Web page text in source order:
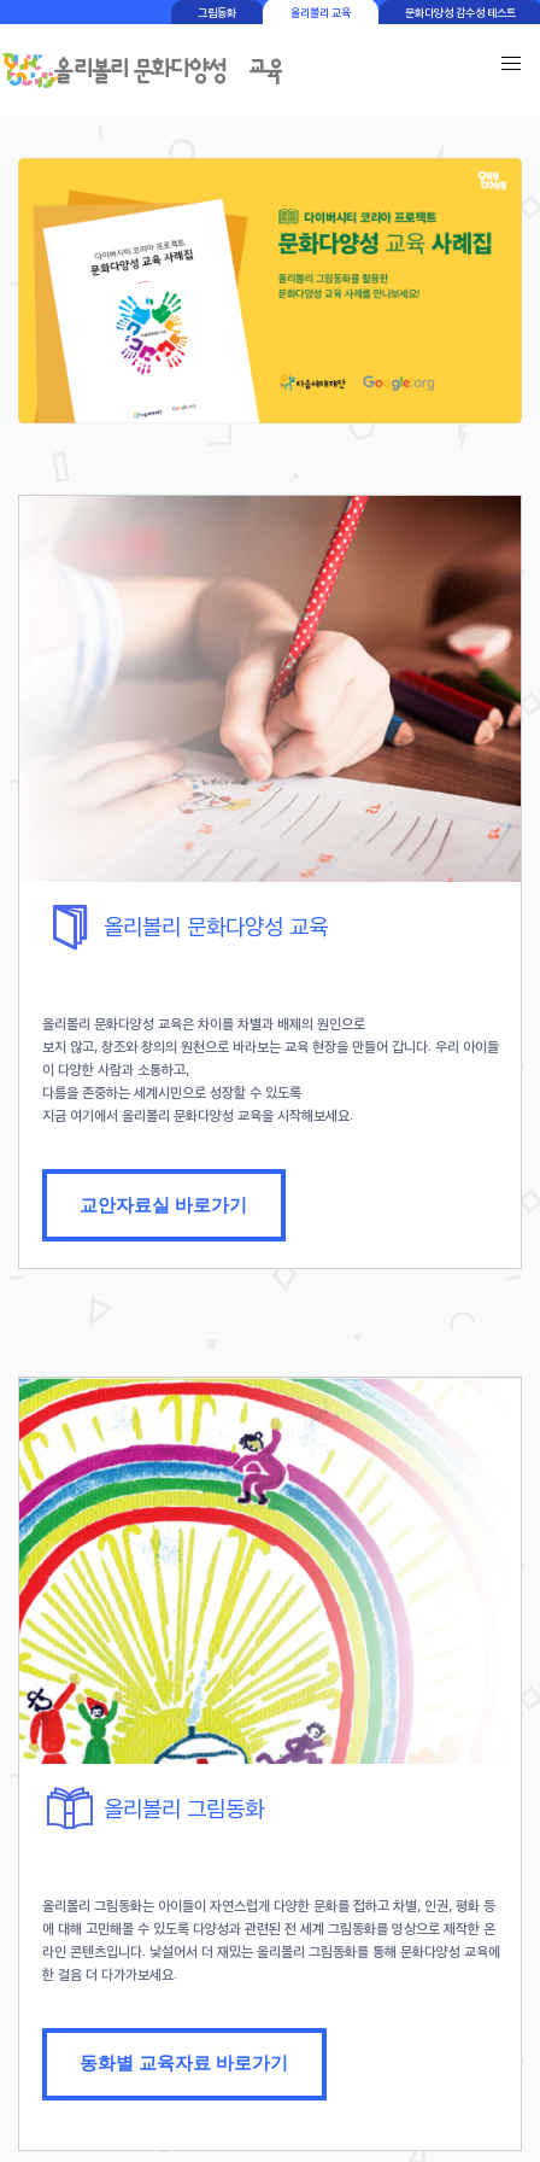
그림동화 올리볼리 교육 문화다양성 감수성 테스트
올리볼리 문화다양성 교육
올리볼리 문화다양성 교육은 차이를 차별과 배제의 원인으로
보지 않고, 창조와 창의의 원천으로 바라보는 교육 현장을 만들어 갑니다. 우리 아이들
이 다양한 사람과 소통하고,
다름을 존중하는 세계시민으로 성장할 수 있도록
지금 여기에서 올리볼리 문화다양성 교육을 시작해보세요.
교안자료실 바로가기
올리볼리 그림동화
올리볼리 그림동화는 아이들이 자연스럽게 다양한 문화를 접하고 차별, 인권, 평화 등
에 대해 고민해볼 수 있도록 다양성과 관련된 전 세계 그림동화를 영상으로 제작한 온
라인 콘텐츠입니다. 낯설어서 더 재밌는 올리볼리 그림동화를 통해 문화다양성 교육에
한 걸음 더 다가가보세요.
동화별 교육자료 바로가기